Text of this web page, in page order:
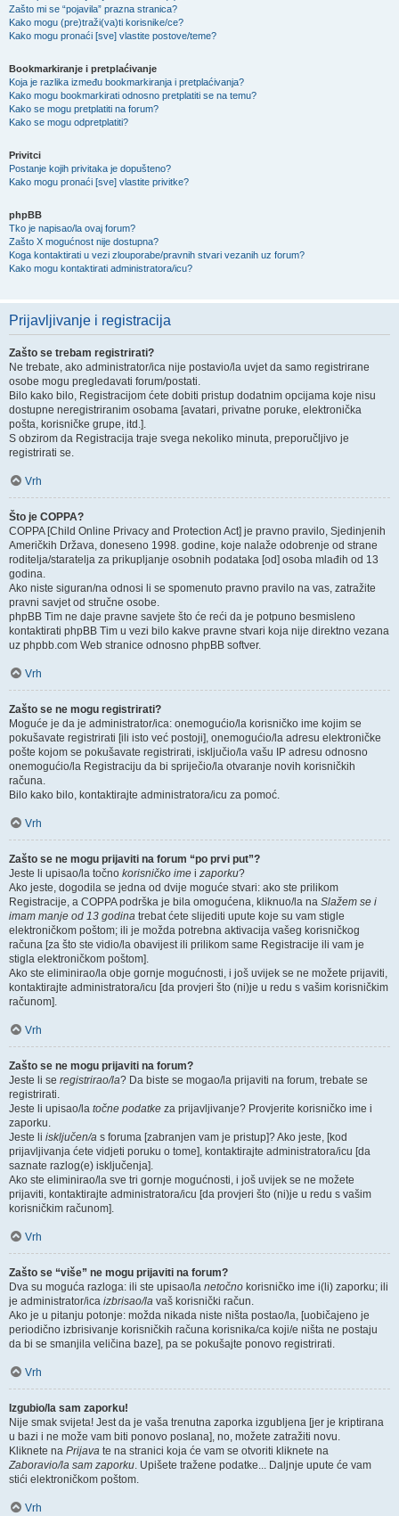
Zašto mi se “pojavila” prazna stranica?
Kako mogu (pre)traži(va)ti korisnike/ce?
Kako mogu pronaći [sve] vlastite postove/teme?
Bookmarkiranje i pretplaćivanje
Koja je razlika između bookmarkiranja i pretplaćivanja?
Kako mogu bookmarkirati odnosno pretplatiti se na temu?
Kako se mogu pretplatiti na forum?
Kako se mogu odpretplatiti?
Privitci
Postanje kojih privitaka je dopušteno?
Kako mogu pronaći [sve] vlastite privitke?
phpBB
Tko je napisao/la ovaj forum?
Zašto X mogućnost nije dostupna?
Koga kontaktirati u vezi zlouporabe/pravnih stvari vezanih uz forum?
Kako mogu kontaktirati administratora/icu?
Prijavljivanje i registracija
Zašto se trebam registrirati?
Ne trebate, ako administrator/ica nije postavio/la uvjet da samo registrirane
osobe mogu pregledavati forum/postati.
Bilo kako bilo, Registracijom ćete dobiti pristup dodatnim opcijama koje nisu
dostupne neregistriranim osobama [avatari, privatne poruke, elektronička
pošta, korisničke grupe, itd.].
S obzirom da Registracija traje svega nekoliko minuta, preporučljivo je
registrirati se.
Vrh
Što je COPPA?
COPPA [Child Online Privacy and Protection Act] je pravno pravilo, Sjedinjenih
Američkih Država, doneseno 1998. godine, koje nalaže odobrenje od strane
roditelja/staratelja za prikupljanje osobnih podataka [od] osoba mlađih od 13
godina.
Ako niste siguran/na odnosi li se spomenuto pravno pravilo na vas, zatražite
pravni savjet od stručne osobe.
phpBB Tim ne daje pravne savjete što će reći da je potpuno besmisleno
kontaktirati phpBB Tim u vezi bilo kakve pravne stvari koja nije direktno vezana
uz phpbb.com Web stranice odnosno phpBB softver.
Vrh
Zašto se ne mogu registrirati?
Moguće je da je administrator/ica: onemogućio/la korisničko ime kojim se
pokušavate registrirati [ili isto već postoji], onemogućio/la adresu elektroničke
pošte kojom se pokušavate registrirati, isključio/la vašu IP adresu odnosno
onemogućio/la Registraciju da bi spriječio/la otvaranje novih korisničkih
računa.
Bilo kako bilo, kontaktirajte administratora/icu za pomoć.
Vrh
Zašto se ne mogu prijaviti na forum “po prvi put”?
Jeste li upisao/la točno korisničko ime i zaporku?
Ako jeste, dogodila se jedna od dvije moguće stvari: ako ste prilikom
Registracije, a COPPA podrška je bila omogućena, kliknuo/la na Slažem se i
imam manje od 13 godina trebat ćete slijediti upute koje su vam stigle
elektroničkom poštom; ili je možda potrebna aktivacija vašeg korisničkog
računa [za što ste vidio/la obavijest ili prilikom same Registracije ili vam je
stigla elektroničkom poštom].
Ako ste eliminirao/la obje gornje mogućnosti, i još uvijek se ne možete prijaviti,
kontaktirajte administratora/icu [da provjeri što (ni)je u redu s vašim korisničkim
računom].
Vrh
Zašto se ne mogu prijaviti na forum?
Jeste li se registrirao/la? Da biste se mogao/la prijaviti na forum, trebate se
registrirati.
Jeste li upisao/la točne podatke za prijavljivanje? Provjerite korisničko ime i
zaporku.
Jeste li isključen/a s foruma [zabranjen vam je pristup]? Ako jeste, [kod
prijavljivanja ćete vidjeti poruku o tome], kontaktirajte administratora/icu [da
saznate razlog(e) isključenja].
Ako ste eliminirao/la sve tri gornje mogućnosti, i još uvijek se ne možete
prijaviti, kontaktirajte administratora/icu [da provjeri što (ni)je u redu s vašim
korisničkim računom].
Vrh
Zašto se “više” ne mogu prijaviti na forum?
Dva su moguća razloga: ili ste upisao/la netočno korisničko ime i(li) zaporku; ili
je administrator/ica izbrisao/la vaš korisnički račun.
Ako je u pitanju potonje: možda nikada niste ništa postao/la, [uobičajeno je
periodično izbrisivanje korisničkih računa korisnika/ca koji/e ništa ne postaju
da bi se smanjila veličina baze], pa se pokušajte ponovo registrirati.
Vrh
Izgubio/la sam zaporku!
Nije smak svijeta! Jest da je vaša trenutna zaporka izgubljena [jer je kriptirana
u bazi i ne može vam biti ponovo poslana], no, možete zatražiti novu.
Kliknete na Prijava te na stranici koja će vam se otvoriti kliknete na
Zaboravio/la sam zaporku. Upišete tražene podatke... Daljnje upute će vam
stići elektroničkom poštom.
Vrh